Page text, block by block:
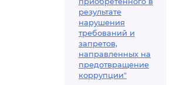
результате
нарушения
требований и
запретов,
направленных на
предотвращение
коррупции"